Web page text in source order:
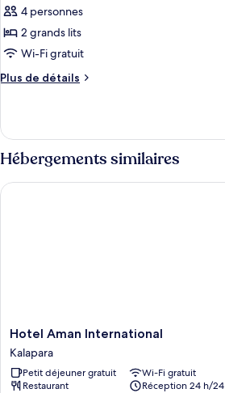
pour
ce
type
chambre :
Familiale
4 personnes
2 grands lits
Wi-Fi gratuit
Plus de détails
Plus
le
type
de
chambre
Chambre
Hébergements similaires
Hotel
Aman
International
Kalapara
Hotel Aman International
Kalapara
Petit déjeuner gratuit
Wi-Fi gratuit
Restaurant
Réception 24 h/24
Hotel Aman International